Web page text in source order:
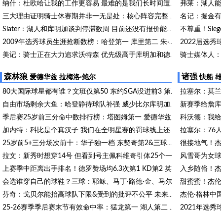
纳什：杜欧哈让我的工作更容易 最难的是我们长时间遭遇伤病
三大理由证明骑士休赛期并非一无是处：核心阵容完整 选秀捡漏
Slater：湖人和库明加谈判停滞数周 目前还没有报价能打动库明加
2009年选秀球员生涯抢断数榜：哈登第一 库里第二 朱·霍勒迪第三
美记：骑士正在大力追求沃特森 优先级高于库明加和德罗赞
森林狼 爱德华兹 拉梅洛·鲍尔
80大国际球星都有谁？文班仅第50 东约SGA没进前3 第1桃李满天下
自由市场剩余大鱼：哈登静待球队补强 威少比尔库明加何时落地？
加内特：科比是个真汉子 我们在全明星赛的罚球线上还在争论战术
25岁前5+三分场次前十：华子独一档 东契奇第2&三球第3&吹杨第4
芬奇：戈贝尔能抬高球队下限&受到的批评不公平 未来是名人堂球员
25-26赛季季后赛末节有效命中率：猛龙第一 湖人第二 雷霆第三
诸强 快船
新赛季给詹
科沃德：我
拉塞尔：76
入乡随俗！